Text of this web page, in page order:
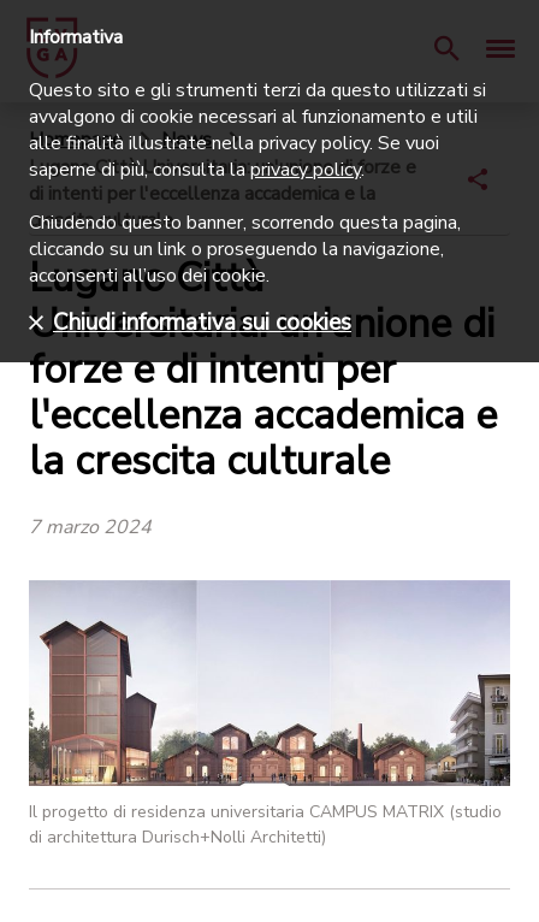
Homepage
News
Lugano Città Universitaria: un'unione di forze e
di intenti per l'eccellenza accademica e la
crescita culturale
Lugano Città
Universitaria: un'unione di
forze e di intenti per
l'eccellenza accademica e
la crescita culturale
7 marzo 2024
Il progetto di residenza universitaria CAMPUS MATRIX (studio
di architettura Durisch+Nolli Architetti)
Informativa
Questo sito e gli strumenti terzi da questo utilizzati si
avvalgono di cookie necessari al funzionamento e utili
alle finalità illustrate nella privacy policy. Se vuoi
saperne di più, consulta laprivacy policy.
Chiudendo questo banner, scorrendo questa pagina,
cliccando su un link o proseguendo la navigazione,
acconsenti all’uso dei cookie.
Chiudi informativa sui cookies